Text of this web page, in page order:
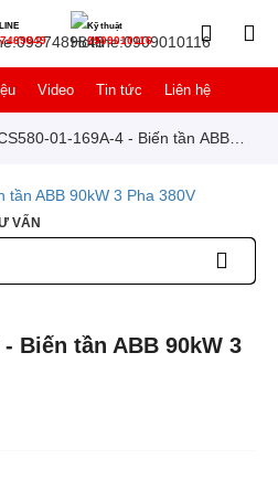
Kỹ thuật
0909010116
Video Tin tức Liên hệ
01-169A-4 - Biến tần ABB
VẤN
- Biến tần ABB 90kW 3